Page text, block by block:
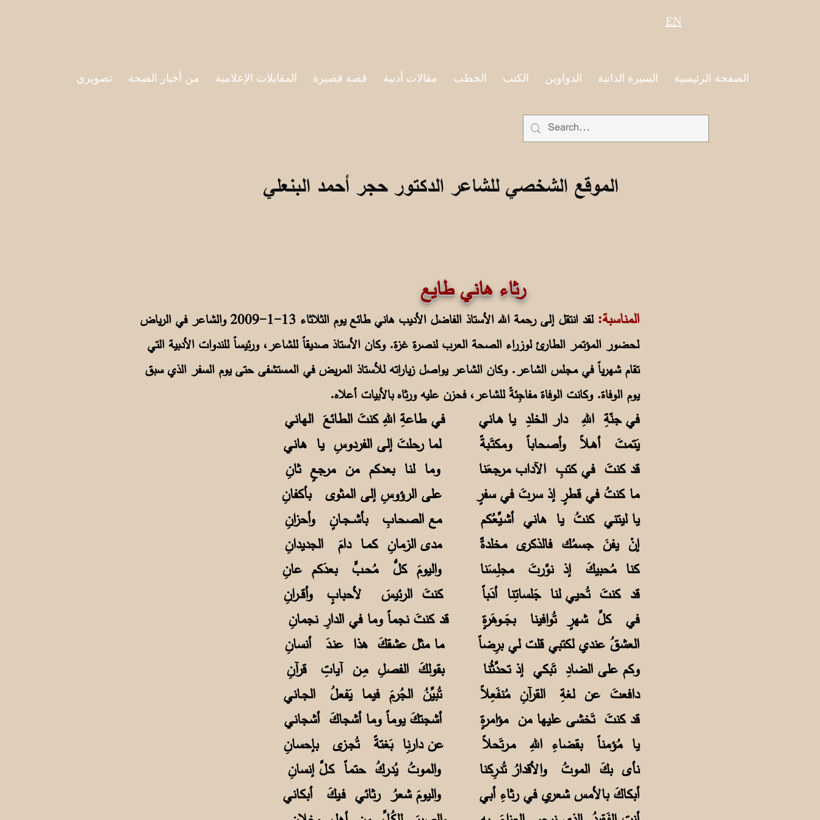
EN
الصفحة الرئيسية السيرة الذاتية الدواوين الكتب الخطب مقالات أدبية قصة قصيرة المقابلات الإعلامية من أخبار الصحة تصويري
الموقع الشخصي للشاعر الدكتور حجر أحمد البنعلي
رثاء هاني طايع
المناسبة:
لقد انتقل إلى رحمة الله الأستاذ الفاضل الأديب هاني طائع يوم الثلاثاء 13-1-2009 والشاعر في الرياض
لحضور المؤتمر الطارئ لوزراء الصحة العرب لنصرة غزة. وكان الأستاذ صديقاً للشاعر، ورئيساً للندوات الأدبية التي
تقام شهرياً في مجلس الشاعر. وكان الشاعر يواصل زياراته للأستاذ المريض في المستشفى حتى يوم السفر الذي سبق
يوم الوفاة. وكانت الوفاة مفاجِئةً للشاعر، فحزن عليه ورثاه بالأبيات أعلاه.
في جنّةِ اللهِ دار الخلدِ يا هـاني في طاعةِ اللهِ كنتَ الطائعَ الهاني
يَتمتَ أهـلاً وأصحاباً ومكتَـبةً لما رحلتَ إلى الفردوسِ يا هاني
قد كنتَ في كتبِ الآداب مرجعَنا وما لنا بعدكم من مرجعٍ ثانِ
ما كنتُ في قطرٍ إذ سرتَ في سفرٍ على الرؤوسِ إلى المثوى بأكفانِ
يا ليتني كنتُ يا هاني أشـيِّعُكم مع الصحابِ بأشــجـانٍ وأحزانِ
إنْ يفنَ جسمُك فالذكرى مخلدةٌ مدى الزمانِ كمـا دامَ الجديدانِ
كنا مُحبيكَ إذ نوَّرتَ مجلِـسَنا واليومَ كلُّ مُحـبٍّ بعدَكم عانِ
قد كنتَ تُحيي لنا جَلساتِنا أدَباً كنتَ الرئيسَ لأحبابٍ وأقــرانِ
في كلِّ شهرٍ تُوافينا بجَــوهَرةٍ قد كنتَ نجماً وما في الدارِ نجمانِ
العشقُ عندي لكتبي قلت لي برِضاً ما مثل عشقكَ هذا عنـدَ أنسانِ
وكم على الضادِ تَبكي إذ تحدِّثُنا بقولكَ الفصلِ مِـن آياتِ قرآنِ
دافعتَ عن لغةِ القرآنِ مُنفَعِلاً تُبيِّنُ الجُرمَ فيما يَفعلُ الجـاني
قد كنتَ تَخشى عليها من مؤامرةٍ أشجتكَ يوماً وما أشجاكَ أشجاني
يا مُؤمناً بقضاءِ اللهِ مـرتَحلاً عن دارنِا بَغتةً تُجـزى بإحسانِ
نأى بكَ الموتُ والأقدارُ تُدرِكنا والموتُ يُدركُ حتماً كـلَّ إنسانِ
أبكاكَ بالأمس شعري في رثاءِ أبي واليومَ شعرُ رثائي فـيكَ أبكاني